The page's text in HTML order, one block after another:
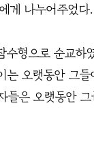
게 나누어주었다.
형으로 순교하
는 오랫동안 그들
들은 오랫동안